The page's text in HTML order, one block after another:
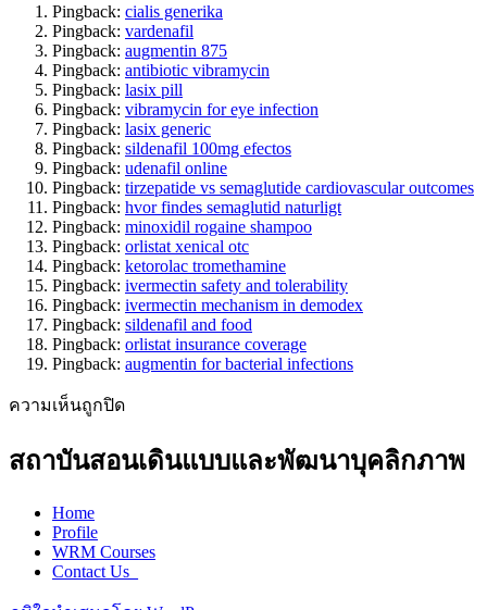
Pingback: cialis generika
Pingback: vardenafil
Pingback: augmentin 875
Pingback: antibiotic vibramycin
Pingback: lasix pill
Pingback: vibramycin for eye infection
Pingback: lasix generic
Pingback: sildenafil 100mg efectos
Pingback: udenafil online
Pingback: tirzepatide vs semaglutide cardiovascular outcomes
Pingback: hvor findes semaglutid naturligt
Pingback: minoxidil rogaine shampoo
Pingback: orlistat xenical otc
Pingback: ketorolac tromethamine
Pingback: ivermectin safety and tolerability
Pingback: ivermectin mechanism in demodex
Pingback: sildenafil and food
Pingback: orlistat insurance coverage
Pingback: augmentin for bacterial infections
ความเห็นถูกปิด
สถาบันสอนเดินแบบและพัฒนาบุคลิกภาพ
Home
Profile
WRM Courses
Contact Us_